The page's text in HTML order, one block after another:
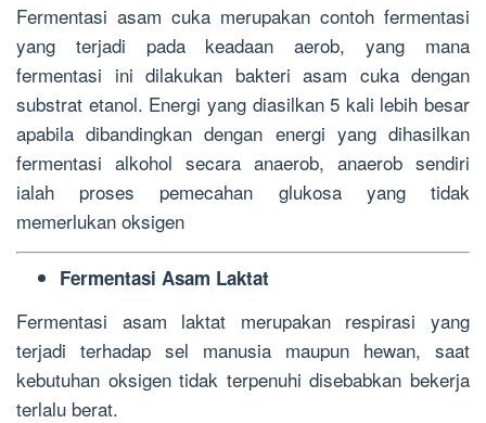
Fermentasi asam cuka merupakan contoh fermentasi
yang terjadi pada keadaan aerob, yang mana
fermentasi ini dilakukan bakteri asam cuka dengan
substrat etanol. Energi yang diasilkan 5 kali lebih besar
apabila dibandingkan dengan energi yang dihasilkan
fermentasi alkohol secara anaerob, anaerob sendiri
ialah proses pemecahan glukosa yang tidak
memerlukan oksigen
Fermentasi Asam Laktat
Fermentasi asam laktat merupakan respirasi yang
terjadi terhadap sel manusia maupun hewan, saat
kebutuhan oksigen tidak terpenuhi disebabkan bekerja
terlalu berat.